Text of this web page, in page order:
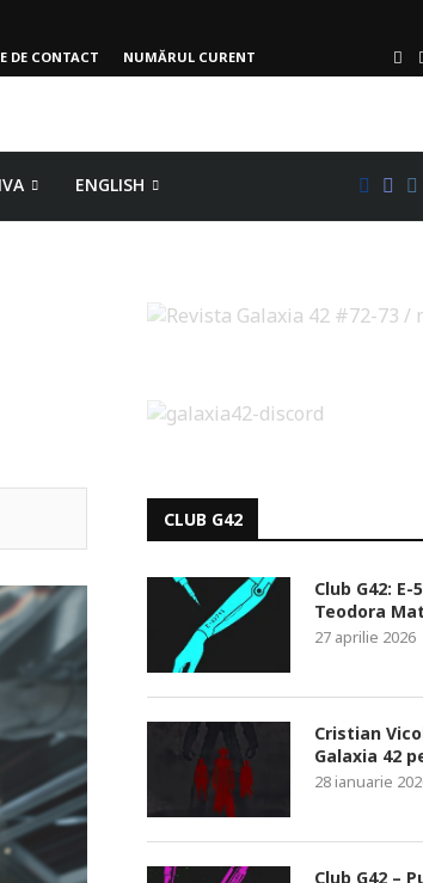
DE CONTACT NUMĂRUL CURENT
ENGLISH
CLUB G42
Club G42: E-
Teodora
27 aprilie 2026
Cristian
Galaxia 42
28 ianuarie
Club G42 –